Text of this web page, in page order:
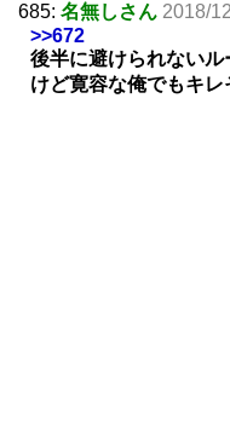
685: 名無しさん 2018/
>>672
後半に避けられない
けど寛容な俺でもキ